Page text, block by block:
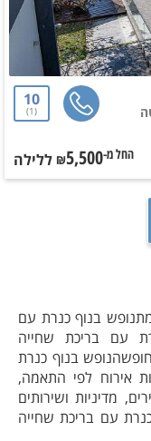
10
1
החל מ-₪5,500 ללילה
בנוף כנרת עם
עם בריכת שחייה
בנוף כנרת
אירוח לפי התאמה,
מדיניות ושירותים
עם בריכת שחייה